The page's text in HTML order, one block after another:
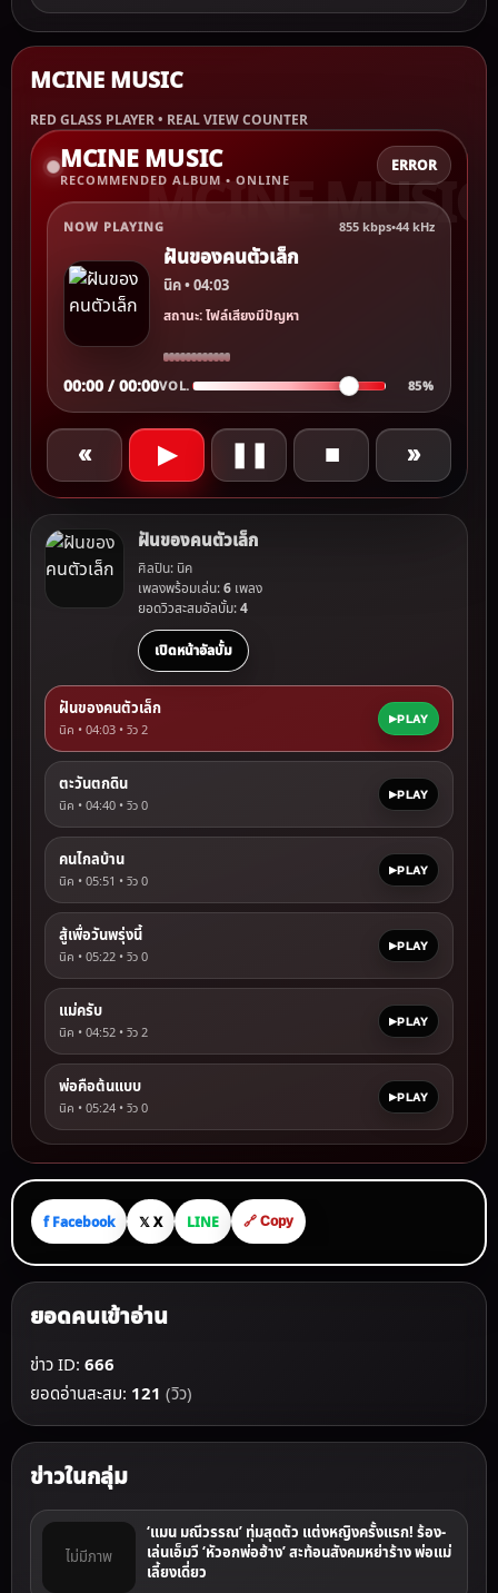
MCINE MUSIC
RED GLASS PLAYER • REAL VIEW COUNTER
MCINE MUSIC
RECOMMENDED ALBUM • ONLINE
ERROR
NOW PLAYING 855 kbps•44 kHz
ฝันของคนตัวเล็ก
นิค • 04:03
สถานะ: ไฟล์เสียงมีปัญหา
00:00 / 00:00VOL. 85%
« ▶ ■ »
ฝันของคนตัวเล็ก
ศิลปิน: นิค
เพลงพร้อมเล่น:6 เพลง
ยอดวิวสะสมอัลบั้ม:4
เปิดหน้าอัลบั้ม
ฝันของคนตัวเล็ก
นิค • 04:03 • วิว 2
PLAY
ตะวันตกดิน
นิค • 04:40 • วิว 0
PLAY
คนไกลบ้าน
นิค • 05:51 • วิว 0
PLAY
สู้เพื่อวันพรุ่งนี้
นิค • 05:22 • วิว 0
PLAY
แม่ครับ
นิค • 04:52 • วิว 2
PLAY
พ่อคือต้นแบบ
นิค • 05:24 • วิว 0
PLAY
f Facebook 𝕏 X LINE 🔗 Copy
ยอดคนเข้าอ่าน
ข่าว ID: 666
ยอดอ่านสะสม: 121 (วิว)
ข่าวในกลุ่ม
ไม่มีภาพ
‘แมน มณีวรรณ’ ทุ่มสุดตัว แต่งหญิงครั้งแรก! ร้อง-
เล่นเอ็มวี ‘หัวอกพ่อฮ้าง’ สะท้อนสังคมหย่าร้าง พ่อแม่
เลี้ยงเดี่ยว